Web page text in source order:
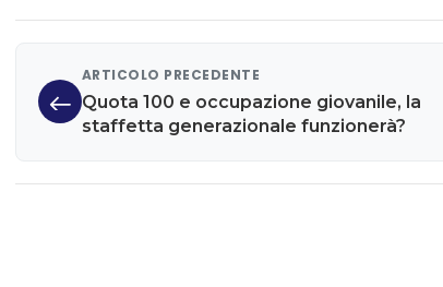
ARTICOLO PRECEDENTE
Quota 100 e occupazione giovanile, la
staffetta generazionale funzionerà?